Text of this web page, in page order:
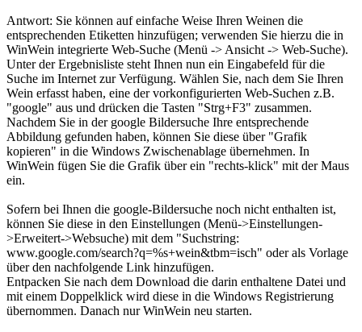
Antwort: Sie können auf einfache Weise Ihren Weinen die
entsprechenden Etiketten hinzufügen; verwenden Sie hierzu die in
WinWein integrierte Web-Suche (Menü -> Ansicht -> Web-Suche).
Unter der Ergebnisliste steht Ihnen nun ein Eingabefeld für die
Suche im Internet zur Verfügung. Wählen Sie, nach dem Sie Ihren
Wein erfasst haben, eine der vorkonfigurierten Web-Suchen z.B.
"google" aus und drücken die Tasten "Strg+F3" zusammen.
Nachdem Sie in der google Bildersuche Ihre entsprechende
Abbildung gefunden haben, können Sie diese über "Grafik
kopieren" in die Windows Zwischenablage übernehmen. In
WinWein fügen Sie die Grafik über ein "rechts-klick" mit der Maus
ein.
Sofern bei Ihnen die google-Bildersuche noch nicht enthalten ist,
können Sie diese in den Einstellungen (Menü->Einstellungen-
>Erweitert->Websuche) mit dem "Suchstring:
www.google.com/search?q=%s+wein&tbm=isch" oder als Vorlage
über den nachfolgende Link hinzufügen.
Entpacken Sie nach dem Download die darin enthaltene Datei und
mit einem Doppelklick wird diese in die Windows Registrierung
übernommen. Danach nur WinWein neu starten.